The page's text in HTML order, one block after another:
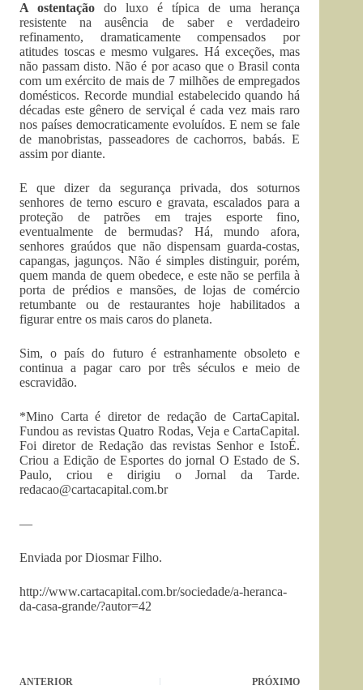
A ostentação do luxo é típica de uma herança
resistente na ausência de saber e verdadeiro
refinamento, dramaticamente compensados por
atitudes toscas e mesmo vulgares. Há exceções, mas
não passam disto. Não é por acaso que o Brasil conta
com um exército de mais de 7 milhões de empregados
domésticos. Recorde mundial estabelecido quando há
décadas este gênero de serviçal é cada vez mais raro
nos países democraticamente evoluídos. E nem se fale
de manobristas, passeadores de cachorros, babás. E
assim por diante.
E que dizer da segurança privada, dos soturnos
senhores de terno escuro e gravata, escalados para a
proteção de patrões em trajes esporte fino,
eventualmente de bermudas? Há, mundo afora,
senhores graúdos que não dispensam guarda-costas,
capangas, jagunços. Não é simples distinguir, porém,
quem manda de quem obedece, e este não se perfila à
porta de prédios e mansões, de lojas de comércio
retumbante ou de restaurantes hoje habilitados a
figurar entre os mais caros do planeta.
Sim, o país do futuro é estranhamente obsoleto e
continua a pagar caro por três séculos e meio de
escravidão.
*Mino Carta é diretor de redação de CartaCapital.
Fundou as revistas Quatro Rodas, Veja e CartaCapital.
Foi diretor de Redação das revistas Senhor e IstoÉ.
Criou a Edição de Esportes do jornal O Estado de S.
Paulo, criou e dirigiu o Jornal da Tarde.
redacao@cartacapital.com.br
—
Enviada por Diosmar Filho.
http://www.cartacapital.com.br/sociedade/a-heranca-
da-casa-grande/?autor=42
ANTERIOR PRÓXIMO